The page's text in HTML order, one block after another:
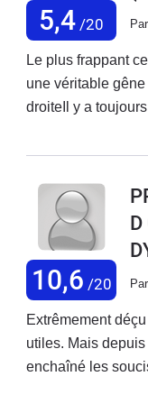
type de véhicule
5,4 /20 Par
Le plus frappant
une véritable
droiteIl y a
des plus vieux
de segment de
de capteur (Je
fait tellement j’ai
en permanence
Blue à réinitialiser
désactiver)Bref,
souvenir
10,6 /20 Par
Extrêmement
utiles. Mais
enchaîné les